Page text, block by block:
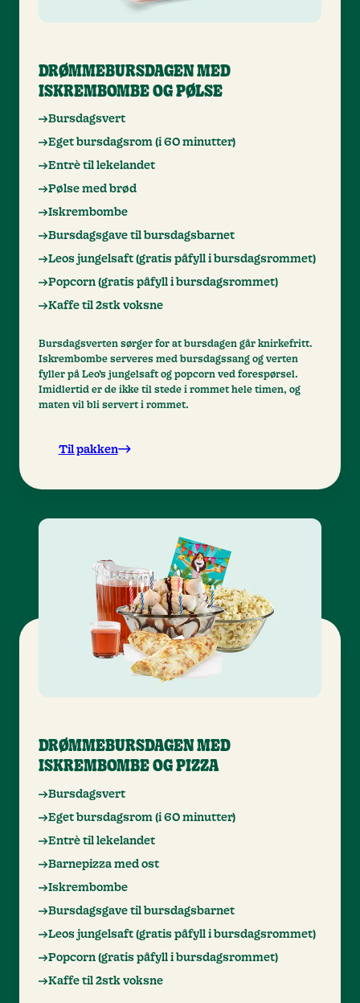
DRØMMEBURSDAGEN MED
ISKREMBOMBE OG PØLSE
Bursdagsvert
Eget bursdagsrom (i 60 minutter)
Entrè til lekelandet
Pølse med brød
Iskrembombe
Bursdagsgave til bursdagsbarnet
Leos jungelsaft (gratis påfyll i bursdagsrommet)
Popcorn (gratis påfyll i bursdagsrommet)
Kaffe til 2stk voksne
Bursdagsverten sørger for at bursdagen går knirkefritt.
Iskrembombe serveres med bursdagssang og verten
fyller på Leo’s jungelsaft og popcorn ved forespørsel.
Imidlertid er de ikke til stede i rommet hele timen, og
maten vil bli servert i rommet.
Til pakken
DRØMMEBURSDAGEN MED
ISKREMBOMBE OG PIZZA
Bursdagsvert
Eget bursdagsrom (i 60 minutter)
Entrè til lekelandet
Barnepizza med ost
Iskrembombe
Bursdagsgave til bursdagsbarnet
Leos jungelsaft (gratis påfyll i bursdagsrommet)
Popcorn (gratis påfyll i bursdagsrommet)
Kaffe til 2stk voksne